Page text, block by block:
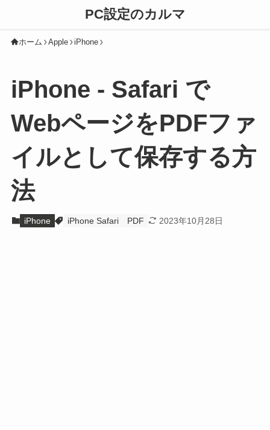
PC設定のカルマ
ホーム Apple iPhone
iPhone - Safari で
WebページをPDFファ
イルとして保存する方
法
iPhone iPhone Safari PDF 2023年10月28日